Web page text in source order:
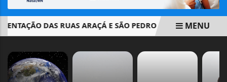
DAS RUAS ARAÇÁ E SÃO PEDRO AVANÇAM E SE
MENU